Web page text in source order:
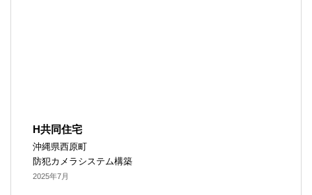
H共同住宅
沖縄県西原町
防犯カメラシステム構築
2025年7月